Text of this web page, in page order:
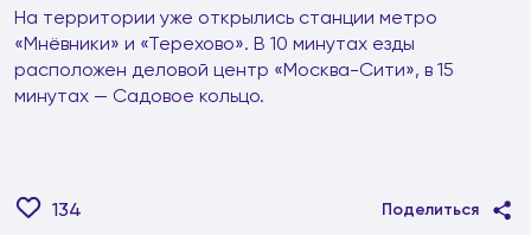
На территории уже открылись станции метро
«Мнёвники» и «Терехово». В 10 минутах езды
расположен деловой центр «Москва-Сити», в 15
минутах — Садовое кольцо.
134 Поделиться